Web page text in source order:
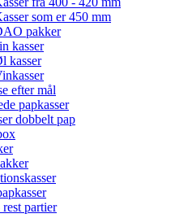
som er 450 mm
pakker
kasser
kasser
efter mål
papkasser
dobbelt pap
partier